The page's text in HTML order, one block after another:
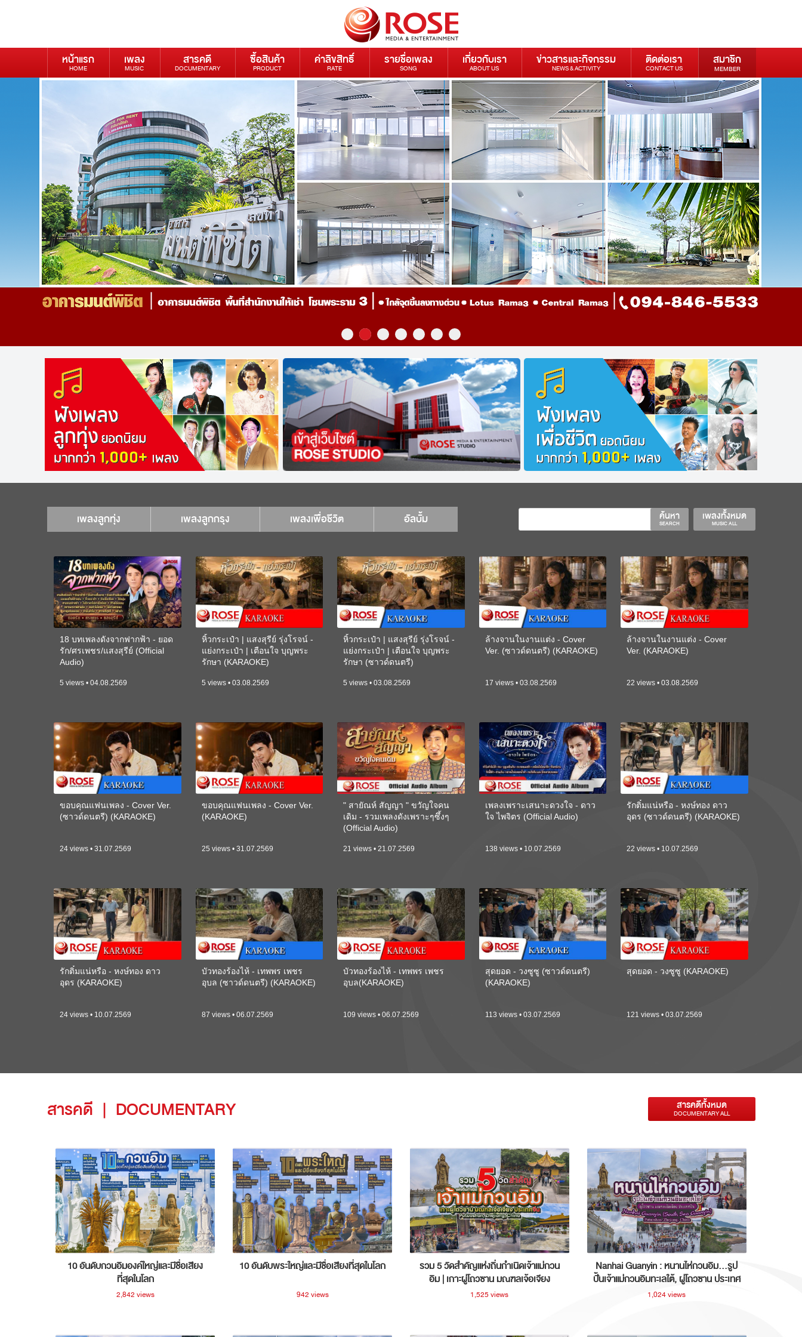
หน้าแรก
HOME
เพลง
MUSIC
สารคดี
DOCUMENTARY
ซื้อสินค้า
PRODUCT
ค่าลิขสิทธิ์
RATE
รายชื่อเพลง
SONG
เกี่ยวกับเรา
ABOUT US
ข่าวสารและกิจกรรม
NEWS & ACTIVITY
ติดต่อเรา
CONTACT US
สมาชิก
MEMBER
เพลงลูกทุ่ง เพลงลูกกรุง เพลงเพื่อชีวิต อัลบั้ม เพลงทั้งหมด
MUSIC ALL
ค้นหา
SEARCH
18 บทเพลงดังจากฟากฟ้า - ยอด
รัก/ศรเพชร/แสงสุรีย์ (Official
Audio)
5 views • 04.08.2569
หิ้วกระเป๋า | แสงสุรีย์ รุ่งโรจน์ -
แย่งกระเป๋า | เตือนใจ บุญพระ
รักษา (KARAOKE)
5 views • 03.08.2569
หิ้วกระเป๋า | แสงสุรีย์ รุ่งโรจน์ -
แย่งกระเป๋า | เตือนใจ บุญพระ
รักษา (ซาวด์ดนตรี)
5 views • 03.08.2569
ล้างจานในงานแต่ง - Cover
Ver. (ซาวด์ดนตรี) (KARAOKE)
17 views • 03.08.2569
ล้างจานในงานแต่ง - Cover
Ver. (KARAOKE)
22 views • 03.08.2569
ขอบคุณแฟนเพลง - Cover Ver.
(ซาวด์ดนตรี) (KARAOKE)
24 views • 31.07.2569
ขอบคุณแฟนเพลง - Cover Ver.
(KARAOKE)
25 views • 31.07.2569
" สายัณห์ สัญญา " ขวัญใจคน
เดิม - รวมเพลงดังเพราะๆซึ้งๆ
(Official Audio)
21 views • 21.07.2569
เพลงเพราะเสนาะดวงใจ - ดาว
ใจ ไพจิตร (Official Audio)
138 views • 10.07.2569
รักติ๋มแน่หรือ - หงษ์ทอง ดาว
อุดร (ซาวด์ดนตรี) (KARAOKE)
22 views • 10.07.2569
รักติ๋มแน่หรือ - หงษ์ทอง ดาว
อุดร (KARAOKE)
24 views • 10.07.2569
บัวทองร้องไห้ - เทพพร เพชร
อุบล (ซาวด์ดนตรี) (KARAOKE)
87 views • 06.07.2569
บัวทองร้องไห้ - เทพพร เพชร
อุบล(KARAOKE)
109 views • 06.07.2569
สุดยอด - วงซูซู (ซาวด์ดนตรี)
(KARAOKE)
113 views • 03.07.2569
สุดยอด - วงซูซู (KARAOKE)
121 views • 03.07.2569
สารคดี | DOCUMENTARY สารคดีทั้งหมด
DOCUMENTARY ALL
10 อันดับกวนอิมองค์ใหญ่และมีชื่อเสียง
ที่สุดในโลก
2,842 views
10 อันดับพระใหญ่และมีชื่อเสียงที่สุดในโลก
942 views
รวม 5 วัดสำคัญแห่งถิ่นกำเนิดเจ้าแม่กวน
อิม | เกาะผู่โถวซาน มณฑลเจ้อเจียง
ประเทศจีน
1,525 views
Nanhai Guanyin : หนานไห่กวนอิม...รูป
ปั้นเจ้าแม่กวนอิมทะเลใต้, ผู่โถวซาน ประเทศ
จีน
1,024 views